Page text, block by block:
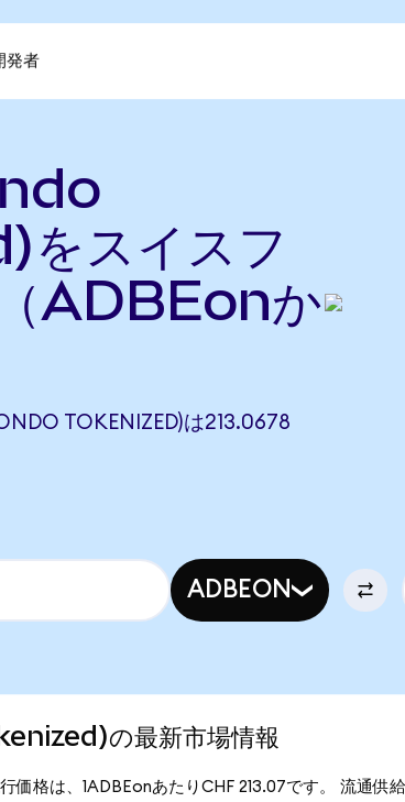
発者
スイスフ
ADBEonか
TOKENIZED)は213.0678
ADBEON
の最新市場情報
価格は、1ADBEonあたりCHF 213.07です。 流通